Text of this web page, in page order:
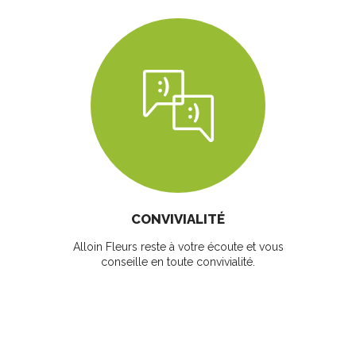
CONVIVIALITÉ
Alloin Fleurs reste à votre écoute et vous
conseille en toute convivialité.